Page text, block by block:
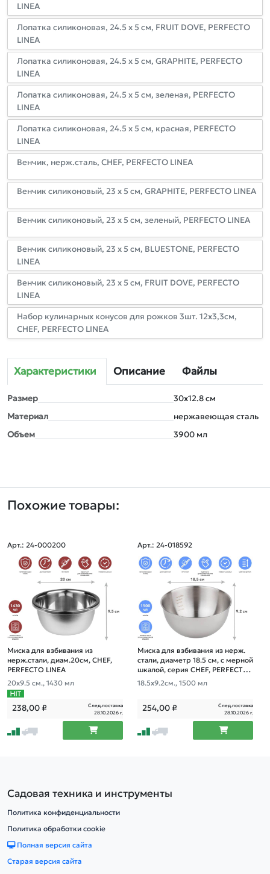
LINEA
Лопатка силиконовая, 24.5 х 5 см, FRUIT DOVE, PERFECTO
LINEA
Лопатка силиконовая, 24.5 х 5 см, GRAPHITE, PERFECTO
LINEA
Лопатка силиконовая, 24.5 х 5 см, зеленая, PERFECTO
LINEA
Лопатка силиконовая, 24.5 х 5 см, красная, PERFECTO
LINEA
Венчик, нерж.сталь, CHEF, PERFECTO LINEA
Венчик силиконовый, 23 х 5 см, GRAPHITE, PERFECTO LINEA
Венчик силиконовый, 23 х 5 см, зеленый, PERFECTO LINEA
Венчик силиконовый, 23 х 5 см, BLUESTONE, PERFECTO
LINEA
Венчик силиконовый, 23 х 5 см, FRUIT DOVE, PERFECTO
LINEA
Набор кулинарных конусов для рожков 3шт. 12х3,3см,
CHEF, PERFECTO LINEA
Характеристики Описание Файлы
Размер
30х12.8 см
Материал
нержавеющая сталь
Объем
3900 мл
Похожие товары:
Арт.: 24-000200
Миска для взбивания из
нерж.стали, диам.20см, CHEF,
PERFECTO LINEA
20х9.5 см., 1430 мл
238,00₽
След.поставка
28.10.2026 г.
Арт.: 24-018592
Миска для взбивания из нерж.
стали, диаметр 18.5 см, с мерной
шкалой, серия CHEF, PERFECTO
LINEA
18.5х9.2см., 1500 мл
254,00₽
След.поставка
28.10.2026 г.
Садовая техника и инструменты
Политика конфиденциальности
Политика обработки cookie
Полная версия сайта
Старая версия сайта